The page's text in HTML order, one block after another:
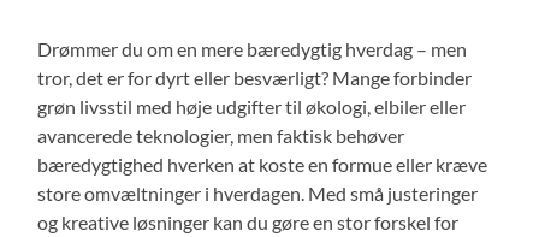
Drømmer du om en mere bæredygtig hverdag – men
tror, det er for dyrt eller besværligt? Mange forbinder
grøn livsstil med høje udgifter til økologi, elbiler eller
avancerede teknologier, men faktisk behøver
bæredygtighed hverken at koste en formue eller kræve
store omvæltninger i hverdagen. Med små justeringer
og kreative løsninger kan du gøre en stor forskel for